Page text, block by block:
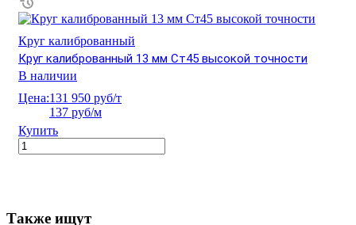
Круг калиброванный
Круг калиброванный 13 мм Ст45 высокой точности
В наличии
Цена:131 950 руб/т
137 руб/м
Купить
Также ищут